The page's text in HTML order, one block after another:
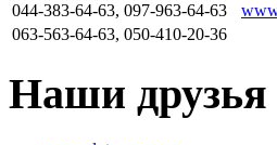
044-383-64-63, 097-963-64-63
063-563-64-63, 050-410-20-36
Наши друзья